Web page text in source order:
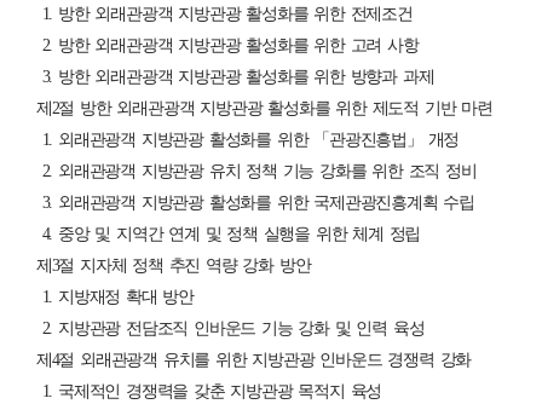
1. 방한 외래관광객 지방관광 활성화를 위한 전제조건
2. 방한 외래관광객 지방관광 활성화를 위한 고려 사항
3. 방한 외래관광객 지방관광 활성화를 위한 방향과 과제
제2절 방한 외래관광객 지방관광 활성화를 위한 제도적 기반 마련
1. 외래관광객 지방관광 활성화를 위한 「관광진흥법」 개정
2. 외래관광객 지방관광 유치 정책 기능 강화를 위한 조직 정비
3. 외래관광객 지방관광 활성화를 위한 국제관광진흥계획 수립
4. 중앙 및 지역간 연계 및 정책 실행을 위한 체계 정립
제3절 지자체 정책 추진 역량 강화 방안
1. 지방재정 확대 방안
2. 지방관광 전담조직 인바운드 기능 강화 및 인력 육성
제4절 외래관광객 유치를 위한 지방관광 인바운드 경쟁력 강화
1. 국제적인 경쟁력을 갖춘 지방관광 목적지 육성